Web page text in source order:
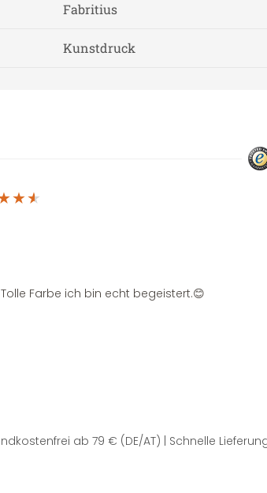
Fabritius
Kunstdruck
Farbe ich bin echt begeistert.😊
ab 79 € (DE/AT) | Schnelle